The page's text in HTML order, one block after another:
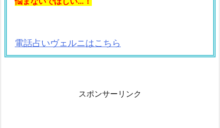
電話占いヴェルニはこちら
スポンサーリンク